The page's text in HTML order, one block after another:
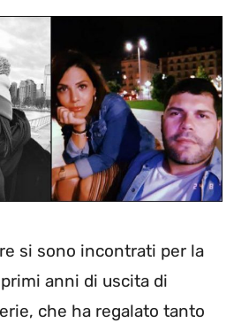
si sono incontrati per la
anni di uscita di
che ha regalato tanto